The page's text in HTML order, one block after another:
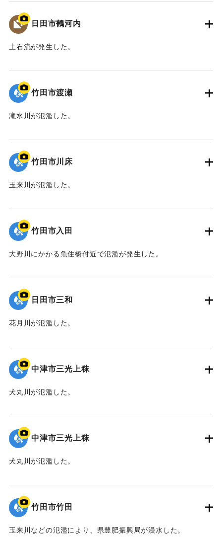
平成30年11月 国土交通省山国川河川事務所
中津市
【出典：碑文】
｜固有コード:09922073
日田市鶴河内
土石流が発生した。
｜固有コード:09922061
竹田市渡瀬
滝水川が氾濫した。
｜固有コード:09922060
竹田市川床
玉来川が氾濫した。
｜固有コード:09922059
竹田市入田
大野川にかかる魚住橋付近で氾濫が発生した。
｜固有コード:09922058
日田市三和
花月川が氾濫した。
｜固有コード:09922057
中津市三光上秣
犬丸川が氾濫した。
｜固有コード:09922056
中津市三光上秣
犬丸川が氾濫した。
｜固有コード:09922055
竹田市竹田
玉来川などの氾濫により、県豊肥振興局が浸水した。